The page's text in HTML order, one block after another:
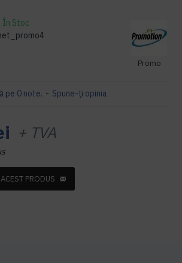
În Stoc
Promo
pe 0 note. - Spune-ţi opinia
+ TVA
PRODUS